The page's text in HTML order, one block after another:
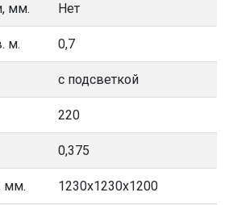
мм. Нет
м. 0,7
с подсветкой
220
0,375
мм. 1230х1230х1200